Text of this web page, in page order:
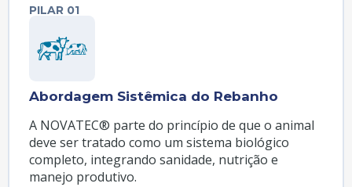
PILAR 01
Abordagem Sistêmica do Rebanho
A NOVATEC® parte do princípio de que o animal
deve ser tratado como um sistema biológico
completo, integrando sanidade, nutrição e
manejo produtivo.